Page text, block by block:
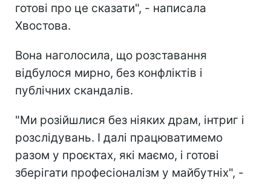
готові про це сказати", - написала
Хвостова.
Вона наголосила, що розставання
відбулося мирно, без конфліктів і
публічних скандалів.
"Ми розійшлися без ніяких драм, інтриг і
розслідувань. І далі працюватимемо
разом у проєктах, які маємо, і готові
зберігати професіоналізм у майбутніх", -